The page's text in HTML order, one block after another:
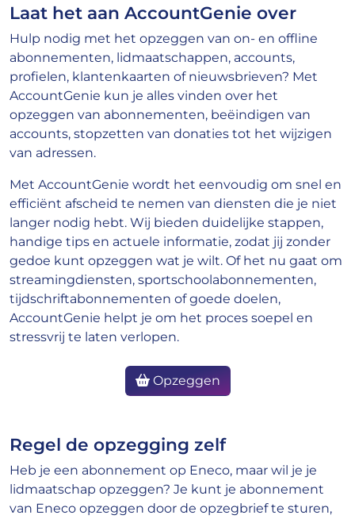
Laat het aan AccountGenie over
Hulp nodig met het opzeggen van on- en offline
abonnementen, lidmaatschappen, accounts,
profielen, klantenkaarten of nieuwsbrieven? Met
AccountGenie kun je alles vinden over het
opzeggen van abonnementen, beëindigen van
accounts, stopzetten van donaties tot het wijzigen
van adressen.
Met AccountGenie wordt het eenvoudig om snel en
efficiënt afscheid te nemen van diensten die je niet
langer nodig hebt. Wij bieden duidelijke stappen,
handige tips en actuele informatie, zodat jij zonder
gedoe kunt opzeggen wat je wilt. Of het nu gaat om
streamingdiensten, sportschoolabonnementen,
tijdschriftabonnementen of goede doelen,
AccountGenie helpt je om het proces soepel en
stressvrij te laten verlopen.
Opzeggen
Regel de opzegging zelf
Heb je een abonnement op Eneco, maar wil je je
lidmaatschap opzeggen? Je kunt je abonnement
van Eneco opzeggen door de opzegbrief te sturen,